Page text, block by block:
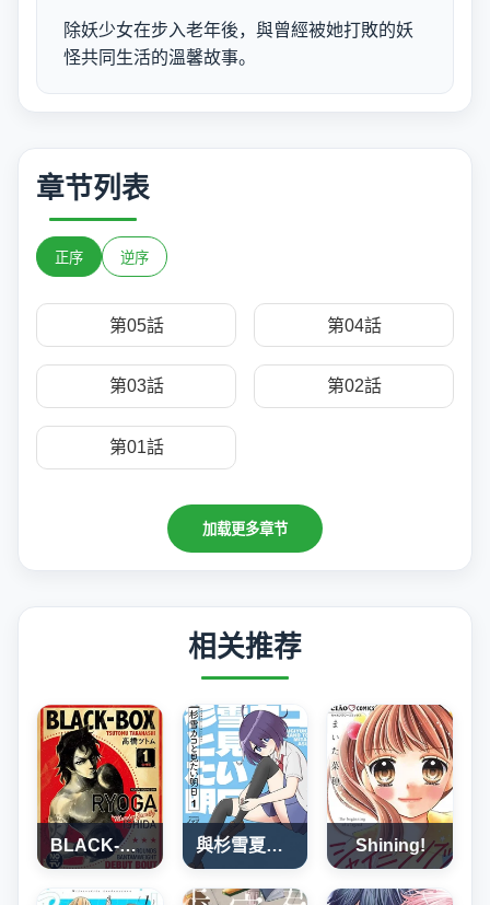
除妖少女在步入老年後，與曾經被她打敗的妖
怪共同生活的溫馨故事。
章节列表
正序 逆序
第05話 第04話
第03話 第02話
第01話
加载更多章节
相关推荐
BLACK-BOX 與杉雪夏子的明天 Shining!